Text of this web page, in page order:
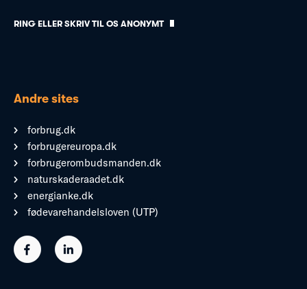
RING ELLER SKRIV TIL OS ANONYMT
Andre sites
forbrug.dk
forbrugereuropa.dk
forbrugerombudsmanden.dk
naturskaderaadet.dk
energianke.dk
fødevarehandelsloven (UTP)